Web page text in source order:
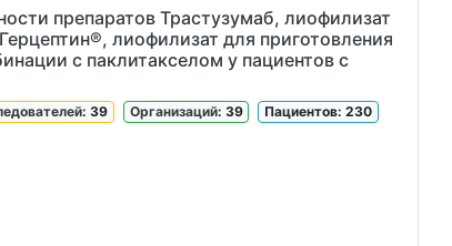
препаратов Трастузумаб, лиофилизат
лиофилизат для приготовления
с паклитакселом у пациентов с
Пациентов: 230
Организаций: 39
: 39